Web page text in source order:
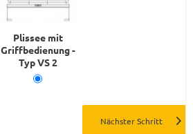
Plissee mit
Griffbedienung -
Typ VS 2